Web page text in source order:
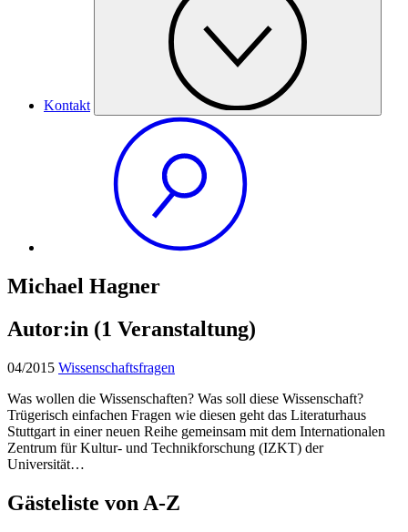
Kontakt
Michael Hagner
Autor:in (1 Veranstaltung)
04/2015 Wissenschaftsfragen
Was wollen die Wissenschaften? Was soll diese Wissenschaft?
Trügerisch einfachen Fragen wie diesen geht das Literaturhaus
Stuttgart in einer neuen Reihe gemeinsam mit dem Internationalen
Zentrum für Kultur- und Technikforschung (IZKT) der
Universität…
Gästeliste von A-Z